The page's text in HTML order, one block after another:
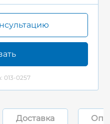
013-0257
Доставка